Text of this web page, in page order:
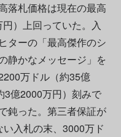
落札価格は現在の最高
）上回っていた。入
ターの「最高傑作のシ
静かなメッセージ」を
万ドル（約35億
3億2000万円）刻みで
鈍った。第三者保証が
入札の末、3000万ド